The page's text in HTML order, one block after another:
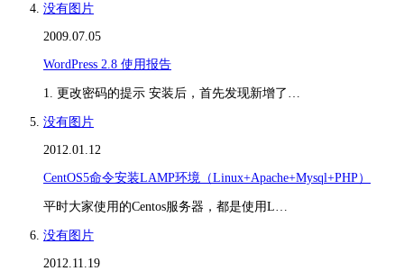
没有图片
2009.07.05
WordPress 2.8 使用报告
1. 更改密码的提示 安装后，首先发现新增了…
没有图片
2012.01.12
CentOS5命令安装LAMP环境（Linux+Apache+Mysql+PHP）
平时大家使用的Centos服务器，都是使用L…
没有图片
2012.11.19